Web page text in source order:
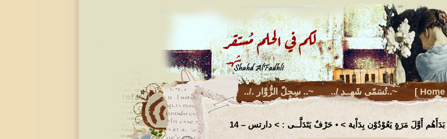
[ Home ../ تُسَمّى شَهــد..~
../. سِجِلّ الزُّوَّار ..~
أَوَّلَ مَرَةٍ يَعُوْدُوْن بِدَاْية > • حَرْفٌ يَتَدَلَّــى : > دارتس – 14